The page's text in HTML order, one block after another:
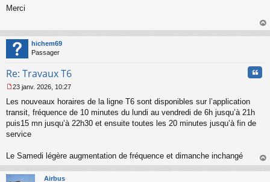
e
a
g
e
o
l
u
Merci
au
hichem69
Passager
Re: Travaux T6
e
s
s
g
n
o
n
23 janv. 2026, 10:27
Les nouveaux horaires de la ligne T6 sont disponibles sur l’application
transit, fréquence de 10 minutes du lundi au vendredi de 6h jusqu’à 21h
puis15 mn jusqu’à 22h30 et ensuite toutes les 20 minutes jusqu’à fin de
service
Le Samedi légère augmentation de fréquence et dimanche inchangé
au
Airbus